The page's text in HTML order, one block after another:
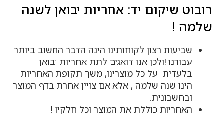
רובוט שיקום יד: אחריות יבואן לשנה
שלמה !
שביעות רצון לקוחותינו הינה הדבר החשוב ביותר
עבורנו !ולכן אנו דואגים לתת אחריות יבואן
בלעדית על כל מוצרינו, משך תקופת האחריות
הינו שנה שלמה , אלא אם צויין אחרת בדף המוצר
ובחשבונית.
האחריות כוללת את המוצר וכל חלקיו !